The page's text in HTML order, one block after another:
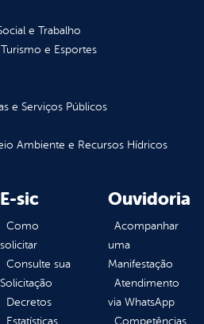
e Trabalho
e Esportes
e Serviços Públicos
Ambiente e Recursos Hídricos
E-sic
Como
solicitar
Consulte sua
Solicitação
Decretos
Estatísticas
Ouvidoria
Acompanhar
uma
Manifestação
Atendimento
via WhatsApp
Competências